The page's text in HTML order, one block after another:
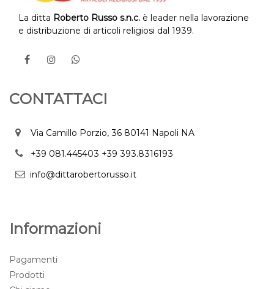
La ditta Roberto Russo s.n.c. è leader nella lavorazione
e distribuzione di articoli religiosi dal 1939.
CONTATTACI
Via Camillo Porzio, 36 80141 Napoli NA
+39 081.445403 +39 393.8316193
info@dittarobertorusso.it
Informazioni
Pagamenti
Prodotti